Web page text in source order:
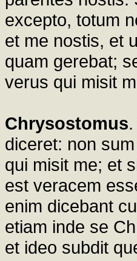
excepto, totum
et me nostis, et
quam gerebat;
verus qui misit
Chrysostomus
diceret: non
qui misit me; et
est veracem
enim dicebant
etiam inde se
et ideo subdit